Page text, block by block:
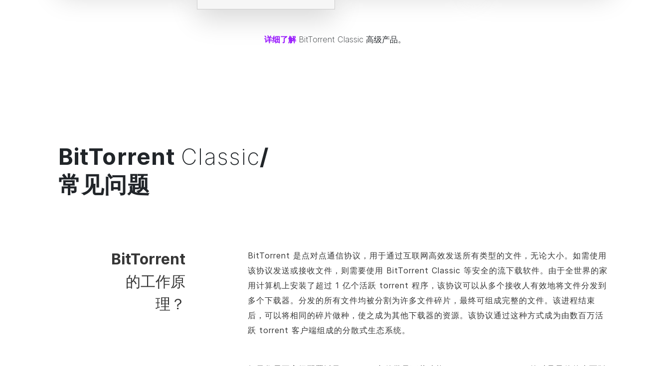
详细了解 BitTorrent Classic 高级产品。
BitTorrent Classic/
常见问题
BitTorrent
的工作原
理？
BitTorrent 是点对点通信协议，用于通过互联网高效发送所有类型的文件，无论大小。如需使用
该协议发送或接收文件，则需要使用 BitTorrent Classic 等安全的流下载软件。由于全世界的家
用计算机上安装了超过 1 亿个活跃 torrent 程序，该协议可以从多个接收人有效地将文件分发到
多个下载器。分发的所有文件均被分割为许多文件碎片，最终可组成完整的文件。该进程结束
后，可以将相同的碎片做种，使之成为其他下载器的资源。该协议通过这种方式成为由数百万活
跃 torrent 客户端组成的分散式生态系统。